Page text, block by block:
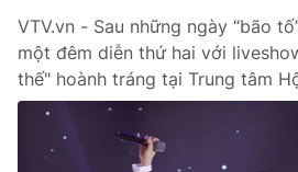
VTV.vn - Sau những ngày “bão
một đêm diễn thứ hai với
thế" hoành tráng tại Trung tâm